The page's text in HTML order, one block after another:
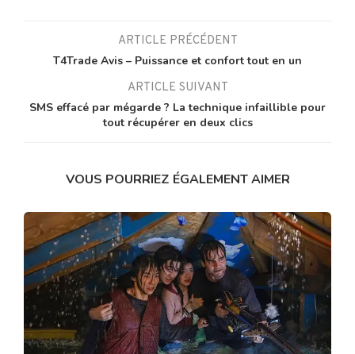
ARTICLE PRÉCÉDENT
T4Trade Avis – Puissance et confort tout en un
ARTICLE SUIVANT
SMS effacé par mégarde ? La technique infaillible pour
tout récupérer en deux clics
VOUS POURRIEZ ÉGALEMENT AIMER